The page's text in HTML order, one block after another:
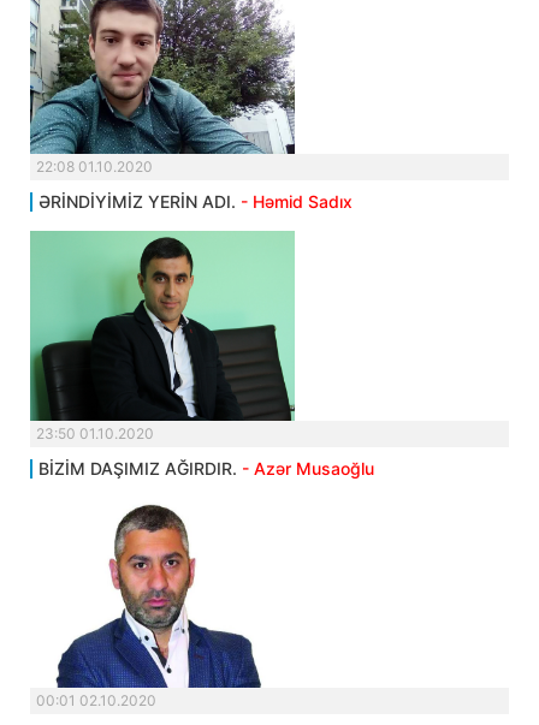
22:08 01.10.2020
ƏRİNDİYİMİZ YERİN ADI. - Həmid Sadıx
23:50 01.10.2020
BİZİM DAŞIMIZ AĞIRDIR. - Azər Musaoğlu
00:01 02.10.2020